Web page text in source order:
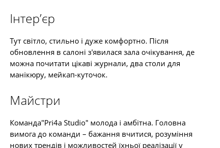
Інтер’єр
Тут світло, стильно і дуже комфортно. Після
обновлення в салоні з'явилася зала очікування, де
можна почитати цікаві журнали, два столи для
манікюру, мейкап-куточок.
Майстри
Команда"Pri4a Studio" молода і амбітна. Головна
вимога до команди – бажання вчитися, розуміння
нових трендів і можливостей їхньої реалізації у